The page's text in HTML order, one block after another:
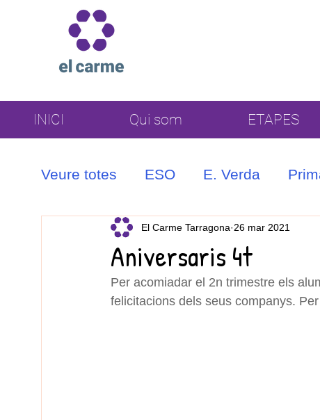
INICI Qui som ETAPES
Veure totes ESO E. Verda
Aniversaris 4t
El Carme Tarragona 26 mar 2021
Per acomiadar el 2n trimestre els
felicitacions dels seus companys.